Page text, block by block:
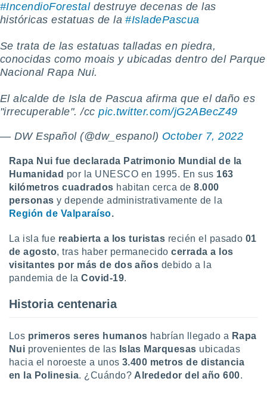
utilizar
crear un
la
contenido
de la
del
de
o a través
de
de
de
uso de
con el
e
publicidad
publicidad
#IncendioForestaldestruye decenas de las
históricas estatuas de la#IsladePascua
Se trata de las estatuas talladas en piedra,
conocidas como moais y ubicadas dentro del Parque
Nacional Rapa Nui.
El alcalde de Isla de Pascua afirma que el daño es
"irrecuperable". /ccpic.twitter.com/jG2ABecZ49
— DW Español (@dw_espanol) October 7, 2022
Rapa Nui fue declarada Patrimonio Mundial de la
Humanidad por la UNESCO en 1995. En sus 163
kilómetros cuadrados habitan cerca de8.000
personasy depende administrativamente de la
Región de Valparaíso.
La isla fue reabierta a los turistas recién el pasado 01
de agosto, tras haber permanecidocerrada a los
visitantes por más de dos años debido a la
pandemia de laCovid-19.
Historia centenaria
Los primeros seres humanos habrían llegado a Rapa
Nui provenientes de las Islas Marquesas ubicadas
hacia el noroeste a unos 3.400 metros de distancia
en la Polinesia. ¿Cuándo? Alrededor del año 600.